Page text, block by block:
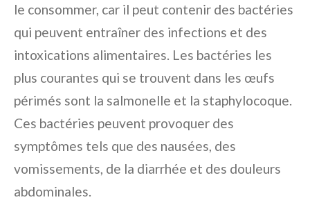
le consommer, car il peut contenir des bactéries
qui peuvent entraîner des infections et des
intoxications alimentaires. Les bactéries les
plus courantes qui se trouvent dans les œufs
périmés sont la salmonelle et la staphylocoque.
Ces bactéries peuvent provoquer des
symptômes tels que des nausées, des
vomissements, de la diarrhée et des douleurs
abdominales.